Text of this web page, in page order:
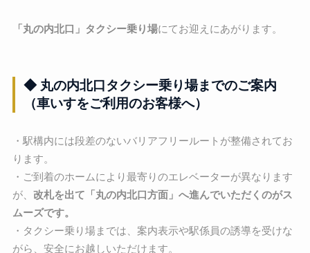
「丸の内北口」タクシー乗り場にてお迎えにあがります。
◆ 丸の内北口タクシー乗り場までのご案内
（車いすをご利用のお客様へ）
・駅構内には段差のないバリアフリールートが整備されてお
ります。
・ご到着のホームにより最寄りのエレベーターが異なります
が、 改札を出て「丸の内北口方面」へ進んでいただくのがス
ムーズです。
・タクシー乗り場までは、案内表示や駅係員の誘導を受けな
がら、安全にお越しいただけます。